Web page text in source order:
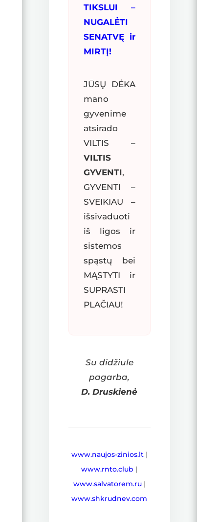
TIKSLUI –
NUGALĖTI
SENATVĘ ir
MIRTĮ!
JŪSŲ DĖKA
mano
gyvenime
atsirado
VILTIS –
VILTIS
GYVENTI,
GYVENTI –
SVEIKIAU –
išsivaduoti
iš ligos ir
sistemos
spąstų bei
MĄSTYTI ir
SUPRASTI
PLAČIAU!
Su didžiule
pagarba,
D. Druskienė
www.naujos-zinios.lt |
www.rnto.club |
www.salvatorem.ru|
www.shkrudnev.com